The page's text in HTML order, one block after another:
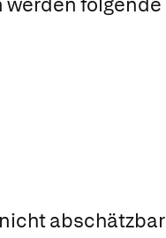
abschätzbar